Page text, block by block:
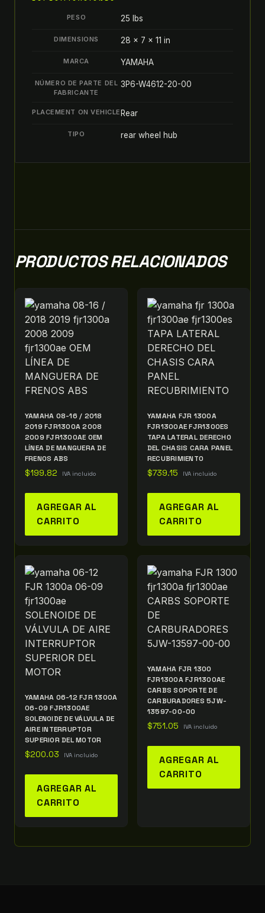
PESO 25 lbs
DIMENSIONS 28 × 7 × 11 in
MARCA YAMAHA
NÚMERO DE PARTE DEL
FABRICANTE
3P6-W4612-20-00
PLACEMENT ON VEHICLE Rear
TIPO rear wheel hub
PRODUCTOS RELACIONADOS
YAMAHA 08-16 / 2018
2019 FJR1300A 2008
2009 FJR1300AE OEM
LÍNEA DE MANGUERA DE
FRENOS ABS
$199.82 IVA incluido
AGREGAR AL
CARRITO
YAMAHA FJR 1300A
FJR1300AE FJR1300ES
TAPA LATERAL DERECHO
DEL CHASIS CARA PANEL
RECUBRIMIENTO
$739.15 IVA incluido
AGREGAR AL
CARRITO
YAMAHA 06-12 FJR 1300A
06-09 FJR1300AE
SOLENOIDE DE VÁLVULA DE
AIRE INTERRUPTOR
SUPERIOR DEL MOTOR
$200.03 IVA incluido
AGREGAR AL
CARRITO
YAMAHA FJR 1300
FJR1300A FJR1300AE
CARBS SOPORTE DE
CARBURADORES 5JW-
13597-00-00
$751.05 IVA incluido
AGREGAR AL
CARRITO